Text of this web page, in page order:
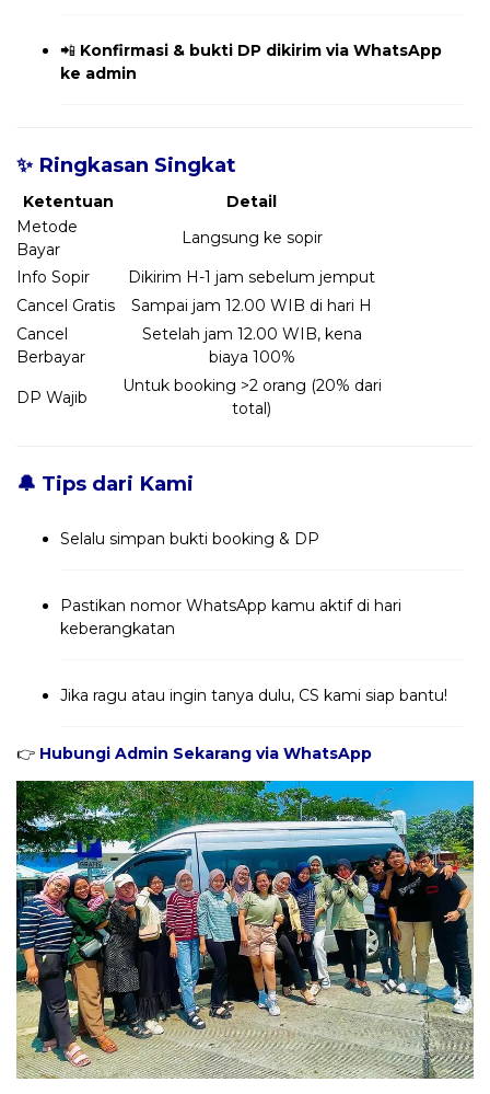
📲 Konfirmasi & bukti DP dikirim via WhatsApp
ke admin
✨ Ringkasan Singkat
Ketentuan
Detail
Metode
Bayar
Langsung ke sopir
Info Sopir
Dikirim H-1 jam sebelum jemput
Cancel Gratis
Sampai jam 12.00 WIB di hari H
Cancel
Berbayar
Setelah jam 12.00 WIB, kena
biaya 100%
DP Wajib
Untuk booking >2 orang (20% dari
total)
🔔 Tips dari Kami
Selalu simpan bukti booking & DP
Pastikan nomor WhatsApp kamu aktif di hari
keberangkatan
Jika ragu atau ingin tanya dulu, CS kami siap bantu!
👉 Hubungi Admin Sekarang via WhatsApp